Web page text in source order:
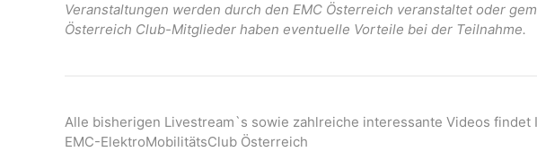
Veranstaltungen werden durch den EMC Österreich veranstaltet oder
Österreich Club-Mitglieder haben eventuelle Vorteile bei der Teilnahme.
Alle bisherigen Livestream`s sowie zahlreiche interessante Videos findet
EMC-ElektroMobilitätsClub Österreich